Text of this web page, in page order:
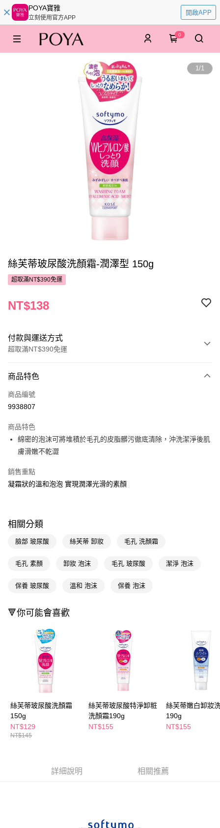
POYA寶雅
立刻使用官方APP
開啟APP
0
1/1
絲芙蒂玻尿酸洗顏霜-潤澤型 150g
超取滿NT$390免運
NT$138
付款與運送方式
超取滿NT$390免運
POYA支付
信用卡一次付款
LINE Pay
Apple Pay
街口支付
AFTEE先享後付
相關說明
AFTEE先享後付是「在收到商品之後才付款」的支付方式。 讓您購物簡單
便利好安心！
２．便利：只要手機號碼，簡訊認證，即可結帳。
【「AFTEE先享後付」結帳流程】
結帳頁面，進行簡訊認證並確認金額後，即可完成結帳。
２．訂單成立數日內，您將收到繳費通知簡訊。
３．收到繳費通知簡訊後14天內，點擊此簡訊中的連結，可透過四大超商／
ATM／網路銀行／等多元方式進行付款，方視為交易完成。
※ 請注意：結帳手續完成當下不需立刻繳費，但若您需要取消訂單，請聯絡
購買商品的店家。未經商家同意取消之訂單仍視為有效，需透過AFTEE先享
後付繳納相關費用。
※ 交易是否成功請以「AFTEE先享後付 」之結帳頁面顯示為準，若有關於
是否繳費成功／繳費後需取消欲退款等相關疑問，請聯繫「AFTEE先享後付
客戶支援中心」https://netprotections.freshdesk.com/support/home
【注意事項】
１．透過由恩沛科技股份有限公司提供之「AFTEE先享後付」服務完成之交
https://aftee.tw/terms/#terms3
運送方式
每筆NT$65，滿NT$390(含以上)免運費
付款後全家取貨
每筆NT$65，滿NT$390(含以上)免運費
萊爾富取貨付款
每筆NT$65，滿NT$490(含以上)免運費
付款後萊爾富取貨
每筆NT$65，滿NT$490(含以上)免運費
7-11取貨付款
每筆NT$65，滿NT$490(含以上)免運費
每筆NT$65，滿NT$490(含以上)免運費
付款後寶雅門市自取(由倉庫統一出貨)
商品特色
商品編號
9938807
商品特色
綿密的泡沫可將堆積於毛孔的皮脂髒污徹底清除，沖洗潔淨後肌
膚滑嫩不乾澀
銷售重點
凝霜狀的溫和泡泡 實現潤澤光滑的素顏
相關分類
臉部 玻尿酸 絲芙蒂 卸妝 毛孔 洗顏霜
毛孔 素顏 卸妝 泡沫 毛孔 玻尿酸 潔淨 泡沫
保養 玻尿酸 溫和 泡沫 保養 泡沫
🔻你可能會喜歡
絲芙蒂玻尿酸洗顏霜
150g
NT$129
NT$145
絲芙蒂玻尿酸特淨卸粧
洗顏霜190g
NT$155
絲芙蒂嫩白卸妝
190g
NT$155
詳細說明 相關推薦